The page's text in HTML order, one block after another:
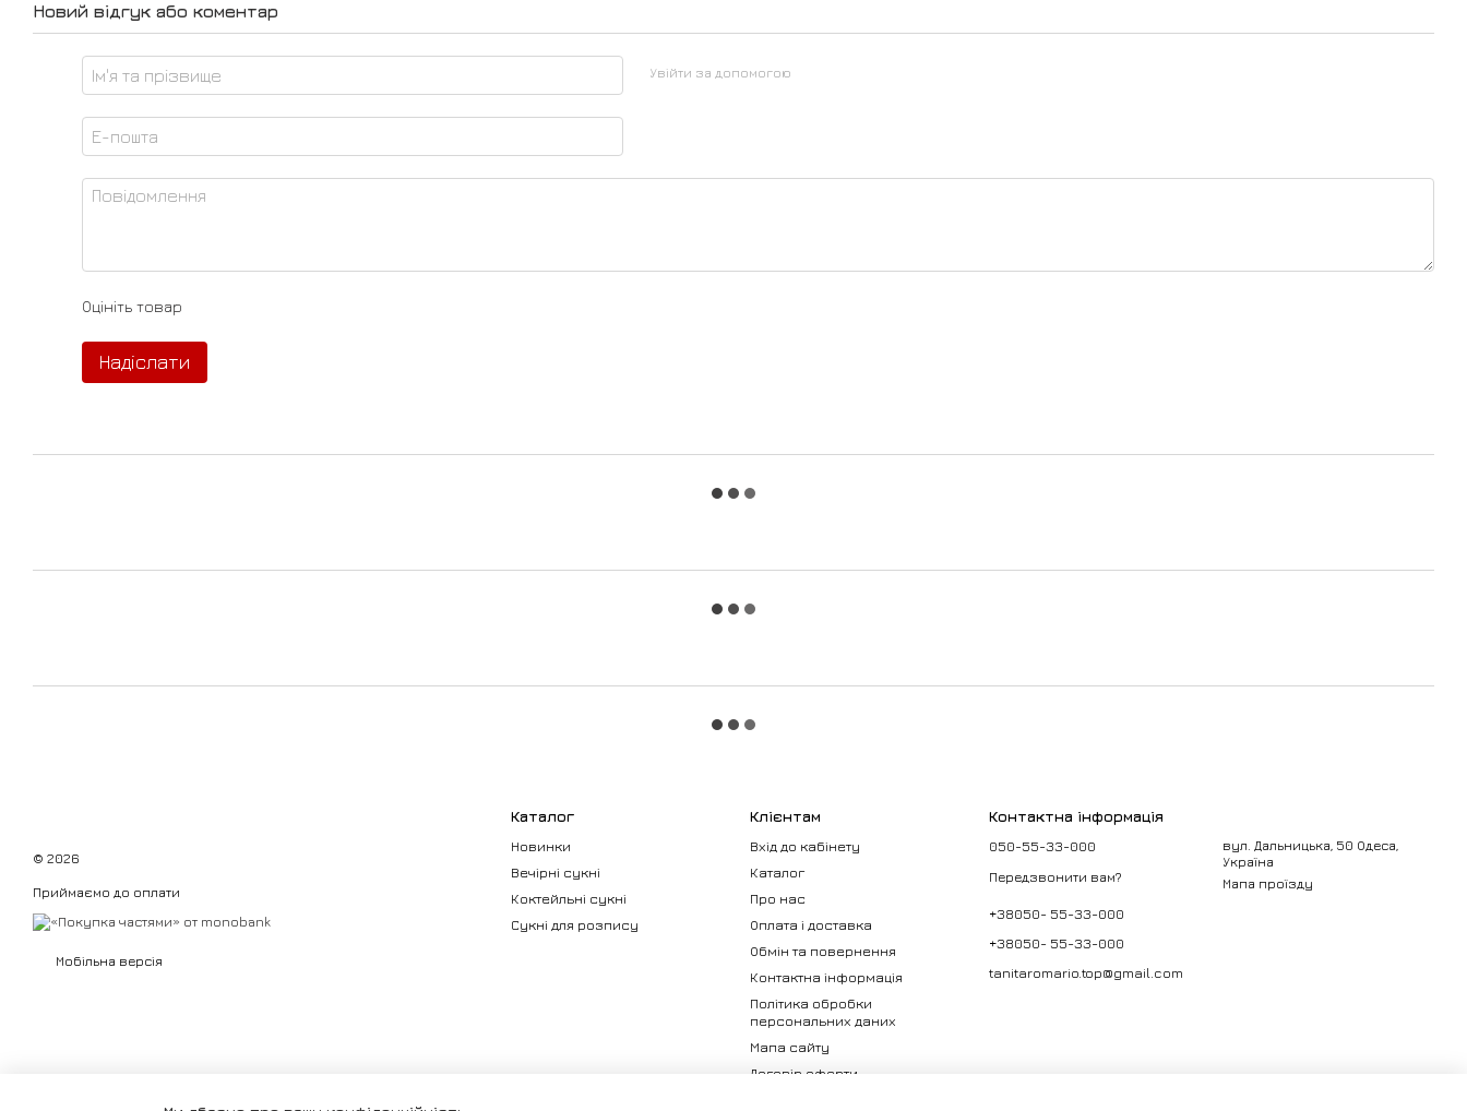
Новий відгук або коментар
Увійти за допомогою
Оцініть товар
Надіслати
© 2026
Приймаємо до оплати
Мобільна версія
Каталог
Новинки
Вечірні сукні
Коктейльні сукні
Сукні для розпису
Клієнтам
Вхід до кабінету
Каталог
Про нас
Оплата і доставка
Обмін та повернення
Контактна інформація
Політика обробки
персональних даних
Мапа сайту
Договір оферти
Контактна інформація
050-55-33-000
Передзвонити вам?
+38050- 55-33-000
+38050- 55-33-000
tanitaromario.top@gmail.com
вул. Дальницька, 50 Одеса,
Україна
Мапа проїзду